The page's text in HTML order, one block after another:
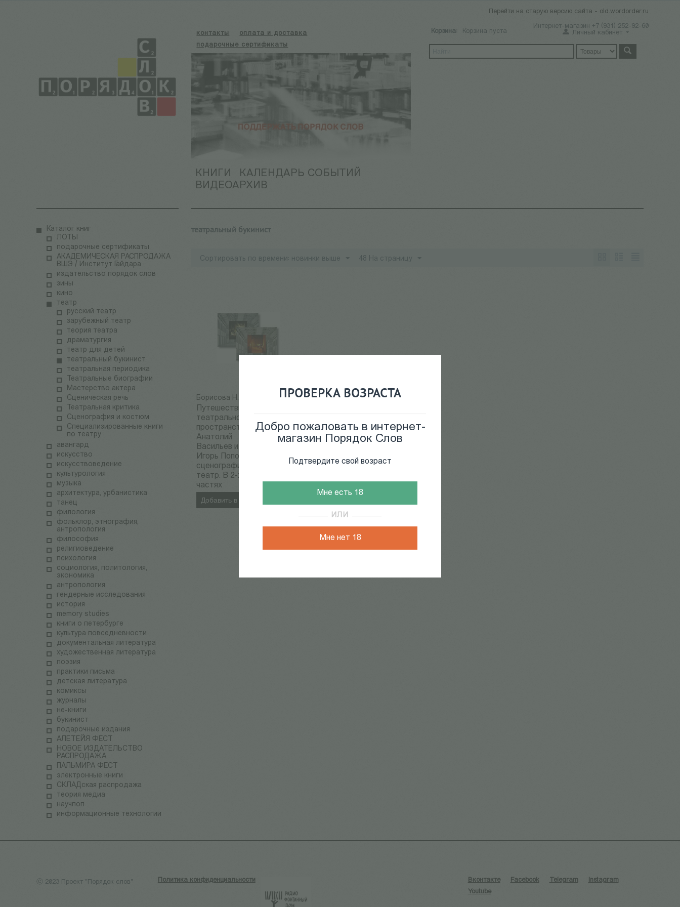
ПРОВЕРКА ВОЗРАСТА
Добро пожаловать в интернет-
магазин Порядок Слов
Подтвердите свой возраст
Мне есть 18
ИЛИ
Мне нет 18
Перейти на старую версию сайта - old.wordorder.ru
Интернет-магазин +7 (931) 252-92-60
контакты
оплата и доставка
подарочные сертификаты
КНИГИ
КАЛЕНДАРЬ СОБЫТИЙ
ВИДЕОАРХИВ
Корзина: Корзина пуста Личный кабинет
Каталог книг
ЛОТЫ
подарочные сертификаты
АКАДЕМИЧЕСКАЯ РАСПРОДАЖА
ВШЭ / Институт Гайдара
издательство порядок слов
зины
кино
театр
русский театр
зарубежный театр
теория театра
драматургия
театр для детей
театральный букинист
театральная периодика
Театральные биографии
Мастерство актера
Сценическая речь
Театральная критика
Сценография и костюм
Специализированные книги
по театру
авангард
искусство
искусствоведение
культурология
музыка
архитектура, урбанистика
танец
филология
фольклор, этнография,
антропология
философия
религиоведение
психология
социология, политология,
экономика
антропология
гендерные исследования
история
memory studies
книги о петербурге
культура повседневности
документальная литература
художественная литература
поэзия
практики письма
детская литература
комиксы
журналы
не-книги
букинист
подарочные издания
АЛЕТЕЙЯ ФЕСТ
НОВОЕ ИЗДАТЕЛЬСТВО
РАСПРОДАЖА
ПАЛЬМИРА ФЕСТ
электронные книги
СКЛАДская распродажа
теория медиа
научпоп
информационные технологии
театральный букинист
Сортировать по времени: новинки выше 48 На страницу
Борисова Н.
Путешествие в
театральном
пространстве.
Анатолий
Васильев и
Игорь Попов:
сценография и
театр. В 2-х
частях
Добавить в корзину
ⓒ 2023 Проект "Порядок слов" Политика конфиденциальности Вконтакте Facebook Telegram
Instagram
Youtube